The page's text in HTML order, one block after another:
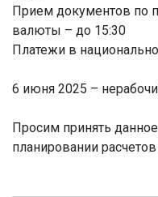
Прием документов по
валюты – до 15:30
Платежи в
6 июня 2025 –
Просим принять
планировании